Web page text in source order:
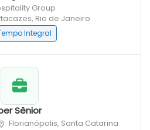
Group
Rio de Janeiro
Integral
Sênior
Florianópolis, Santa Catarina